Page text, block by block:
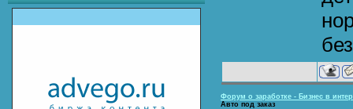
Форум о заработке - Бизнес в
Авто под заказ